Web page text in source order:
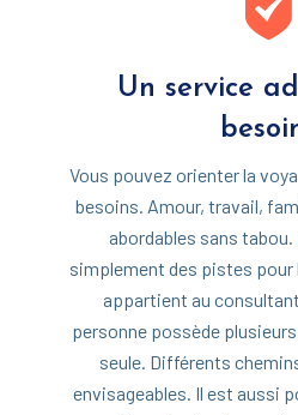
Un service
Vous pouvez orienter la
besoins. Amour, travail,
abordables sans
simplement des pistes pour
appartient au
personne possède
seule. Différents
envisageables. Il est aussi